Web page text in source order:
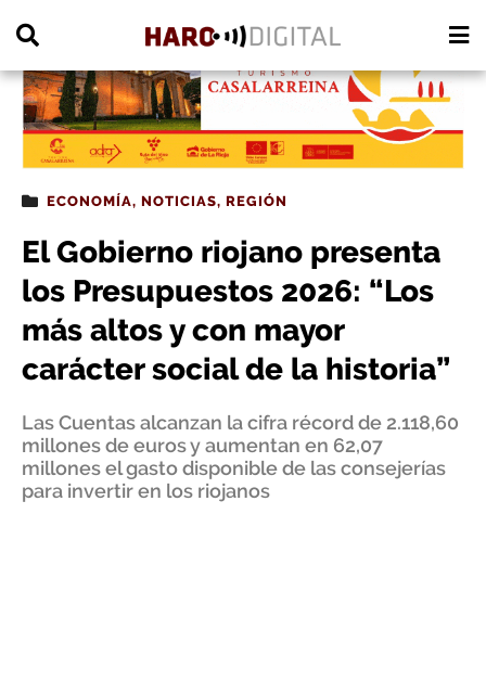
ECONOMÍA, NOTICIAS, REGIÓN
El Gobierno riojano presenta
los Presupuestos 2026: “Los
más altos y con mayor
carácter social de la historia”
Las Cuentas alcanzan la cifra récord de 2.118,60
millones de euros y aumentan en 62,07
millones el gasto disponible de las consejerías
para invertir en los riojanos